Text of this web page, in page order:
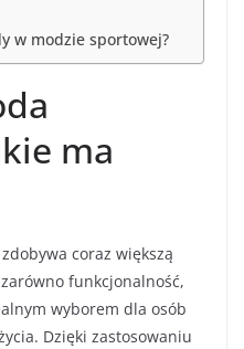
w modzie sportowej?
ma
coraz większą
funkcjonalność,
wyborem dla osób
Dzięki zastosowaniu